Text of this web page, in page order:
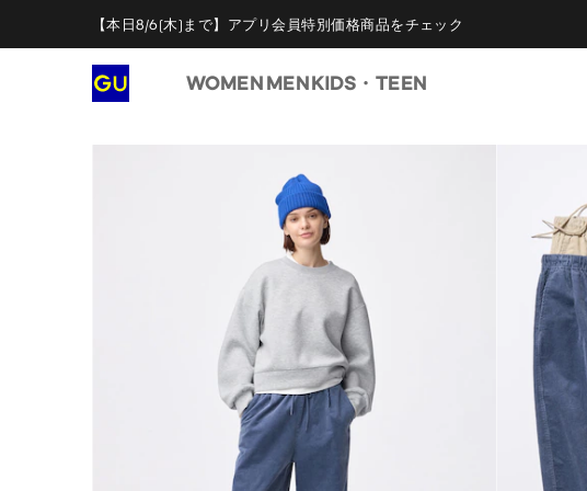
【本日8/6(木)まで】アプリ会員特別価格商品をチェック
WOMEN MENKIDS・TEEN